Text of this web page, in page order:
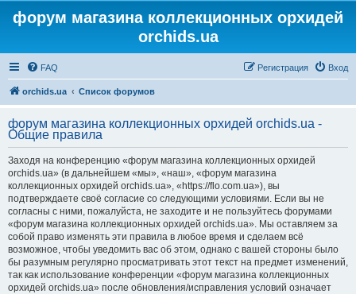
форум магазина коллекционных орхидей
orchids.ua
FAQ Вход
Регистрация
orchids.ua Список форумов
форум магазина коллекционных орхидей orchids.ua -
Общие правила
Заходя на конференцию «форум магазина коллекционных орхидей
orchids.ua» (в дальнейшем «мы», «наш», «форум магазина
коллекционных орхидей orchids.ua», «https://flo.com.ua»), вы
подтверждаете своё согласие со следующими условиями. Если вы не
согласны с ними, пожалуйста, не заходите и не пользуйтесь форумами
«форум магазина коллекционных орхидей orchids.ua». Мы оставляем за
собой право изменять эти правила в любое время и сделаем всё
возможное, чтобы уведомить вас об этом, однако с вашей стороны было
бы разумным регулярно просматривать этот текст на предмет изменений,
так как использование конференции «форум магазина коллекционных
орхидей orchids.ua» после обновления/исправления условий означает